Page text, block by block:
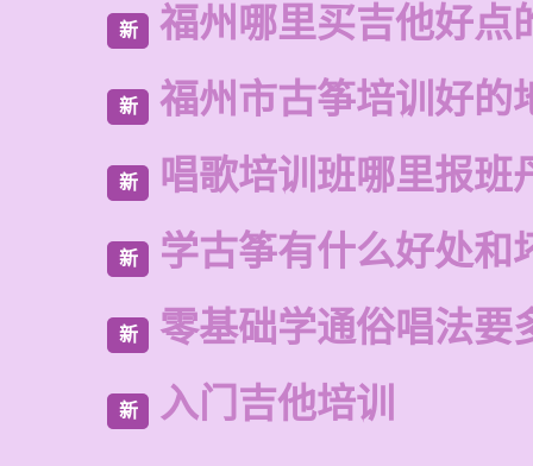
新 福州哪里买吉他好点
新 福州市古筝培训好的
新 唱歌培训班哪里报班
新 学古筝有什么好处和
新 零基础学通俗唱法要
新 入门吉他培训